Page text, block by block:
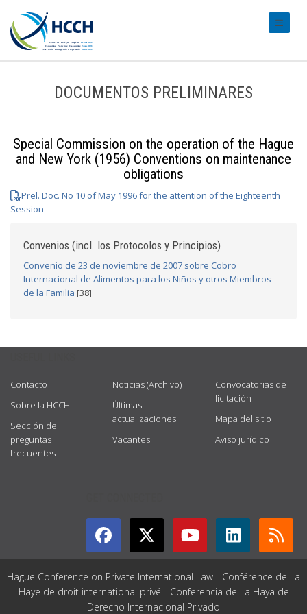
DOCUMENTOS PRELIMINARES
Special Commission on the operation of the Hague
and New York (1956) Conventions on maintenance
obligations
Prel. Doc. No 10 of May 1996 for the attention of the Eighteenth
Session
Convenios (incl. los Protocolos y Principios)
Convenio de 23 de noviembre de 2007 sobre Cobro
Internacional de Alimentos para los Niños y otros Miembros
de la Familia [38]
Contacto
Sobre la HCCH
Sección de
preguntas
frecuentes
Noticias (Archivo)
Últimas
actualizaciones
Vacantes
Convocatorias de
licitación
Mapa del sitio
Aviso jurídico
Hague Conference on Private International Law - Conférence de La
Haye de droit international privé - Conferencia de La Haya de
Derecho Internacional Privado